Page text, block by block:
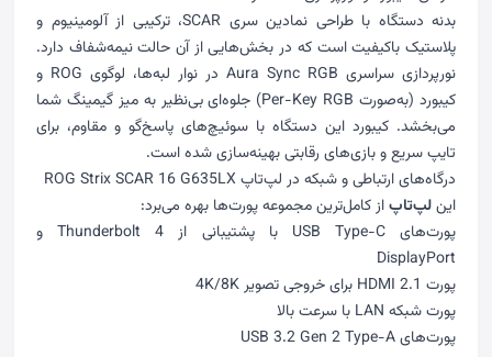
بدنه دستگاه با طراحی نمادین سری SCAR، ترکیبی از آلومینیوم و
پلاستیک باکیفیت است که در بخش‌هایی از آن حالت نیمه‌شفاف دارد.
نورپردازی سراسری Aura Sync RGB در نوار لبه‌ها، لوگوی ROG و
کیبورد (به‌صورت Per-Key RGB) جلوه‌ای بی‌نظیر به میز گیمینگ شما
می‌بخشد. کیبورد این دستگاه با سوئیچ‌های پاسخ‌گو و مقاوم، برای
تایپ سریع و بازی‌های رقابتی بهینه‌سازی شده است.
درگاه‌های ارتباطی و شبکه‌ در لپ‌تاپ ROG Strix SCAR 16 G635LX
اینلپ‌تاپاز کامل‌ترین مجموعه پورت‌ها بهره می‌برد:
پورت‌های USB Type-C با پشتیبانی از Thunderbolt 4 و
DisplayPort
پورت HDMI 2.1 برای خروجی تصویر 4K/8K
پورت شبکه LAN با سرعت بالا
پورت‌های USB 3.2 Gen 2 Type-A